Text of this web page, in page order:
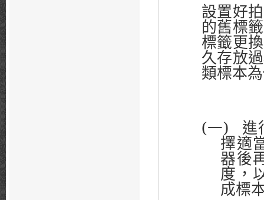
設置好
的舊標
標籤更
久存放
類標本
(一) 進
擇適
器後
度，
成標